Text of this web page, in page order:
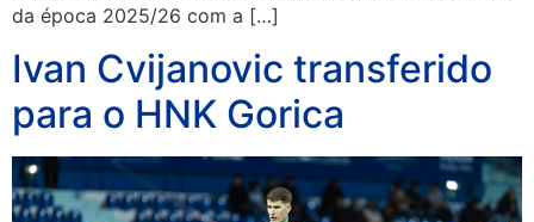
da época 2025/26 com a […]
Ivan Cvijanovic transferido
para o HNK Gorica